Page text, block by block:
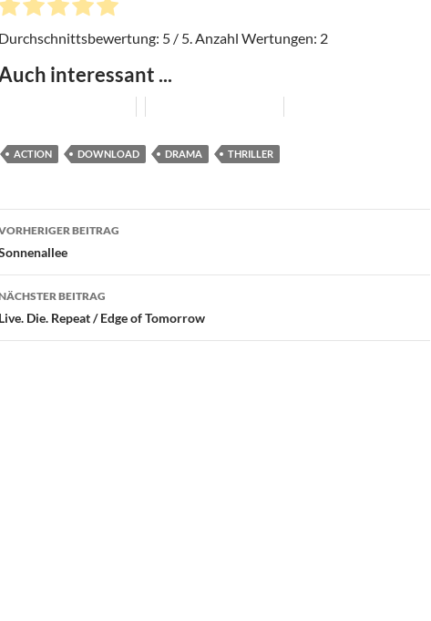
Durchschnittsbewertung: 5 / 5. Anzahl Wertungen: 2
interessant ...
ACTION DOWNLOAD DRAMA THRILLER
BEITRAG
BEITRAG
Live. Die. Repeat / Edge of Tomorrow